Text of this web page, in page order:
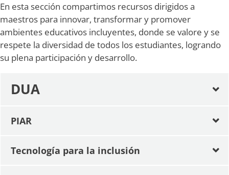
En esta sección compartimos recursos dirigidos a
maestros para innovar, transformar y promover
ambientes educativos incluyentes, donde se valore y se
respete la diversidad de todos los estudiantes, logrando
su plena participación y desarrollo.
DUA
PIAR
Tecnología para la inclusión